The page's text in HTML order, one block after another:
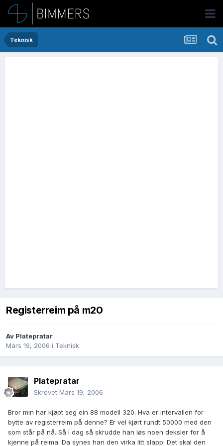
Teknisk
Registerreim på m20
Av Platepratar
Mars 19, 2006 i Teknisk
Platepratar
Skrevet Mars 19, 2006
Bror min har kjøpt seg ein 88 modell 320. Hva er intervallen for
bytte av registerreim på denne? Er vel kjørt rundt 50000 med den
som står på nå. Så i dag så skrudde han løs noen deksler for å
kjenne på reima. Da synes han den virka litt slapp. Det skal den